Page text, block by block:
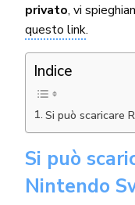
privato, vi
questo link.
Indice
Si può scaricare
Si può
Nintendo